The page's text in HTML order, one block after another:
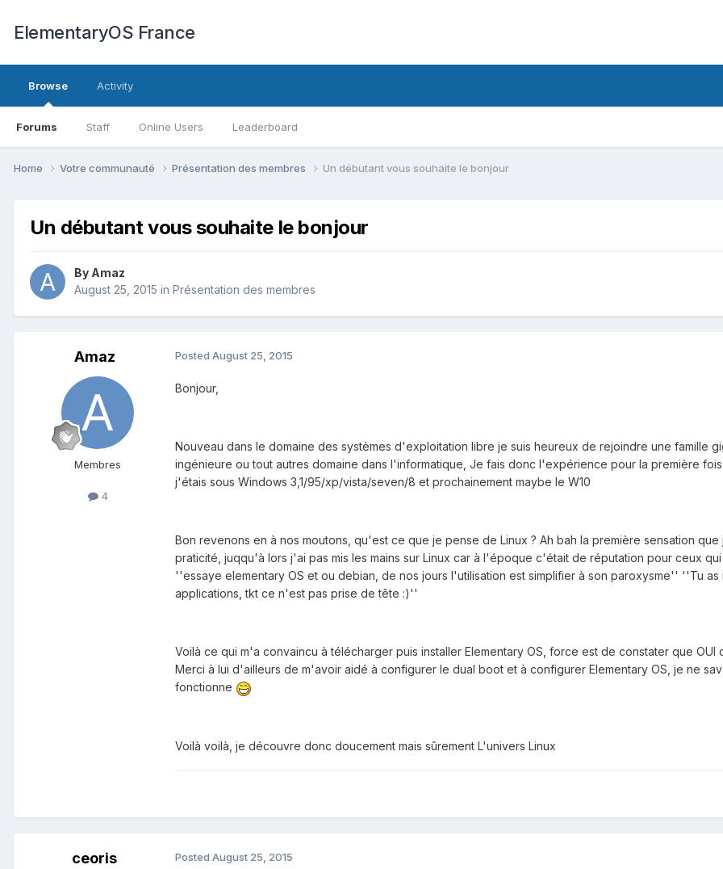
ElementaryOS France
Browse
Forums Staff Online Users Leaderboard
Activity
Home Votre communauté Présentation des membres Un débutant vous souhaite le bonjour
Un débutant vous souhaite le bonjour
By Amaz
August 25, 2015 in Présentation des membres
Amaz
Membres
4
Posted August 25, 2015
Bonjour,
Nouveau dans le domaine des systèmes d'exploitation libre je suis heureux de rejoindre une famille
ingénieure ou tout autres domaine dans l'informatique, Je fais donc l'expérience pour la première
j'étais sous Windows 3,1/95/xp/vista/seven/8 et prochainement maybe le W10
Bon revenons en à nos moutons, qu'est ce que je pense de Linux ? Ah bah la première sensation
praticité, juqqu'à lors j'ai pas mis les mains sur Linux car à l'époque c'était de réputation pour ceux
''essaye elementary OS et ou debian, de nos jours l'utilisation est simplifier à son paroxysme'' ''Tu
applications, tkt ce n'est pas prise de tête :)''
Voilà ce qui m'a convaincu à télécharger puis installer Elementary OS, force est de constater que
Merci à lui d'ailleurs de m'avoir aidé à configurer le dual boot et à configurer Elementary OS, je ne
fonctionne
Voilà voilà, je découvre donc doucement mais sûrement L'univers Linux
ceoris Posted August 25, 2015